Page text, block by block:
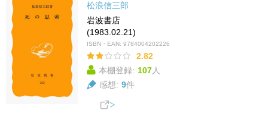
松浪信三郎
岩波書店
(1983.02.21)
ISBN・EAN: 9784004202226
2.82
本棚登録: 107人
感想: 9件